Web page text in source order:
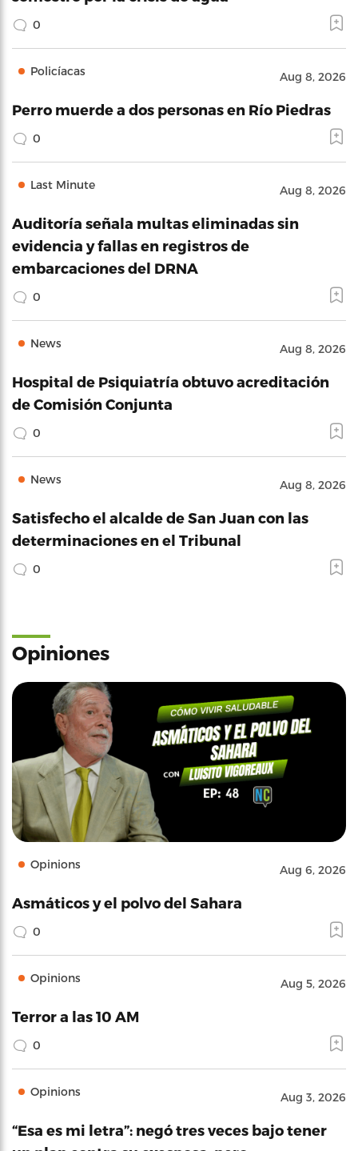
0
Policíacas Aug 8, 2026
Perro muerde a dos personas en Río Piedras
0
Last Minute Aug 8, 2026
Auditoría señala multas eliminadas sin
evidencia y fallas en registros de
embarcaciones del DRNA
0
News Aug 8, 2026
Hospital de Psiquiatría obtuvo acreditación
de Comisión Conjunta
0
News Aug 8, 2026
Satisfecho el alcalde de San Juan con las
determinaciones en el Tribunal
0
Opiniones
Opinions Aug 6, 2026
Asmáticos y el polvo del Sahara
0
Opinions Aug 5, 2026
Terror a las 10 AM
0
Opinions Aug 3, 2026
“Esa es mi letra”: negó tres veces bajo tener